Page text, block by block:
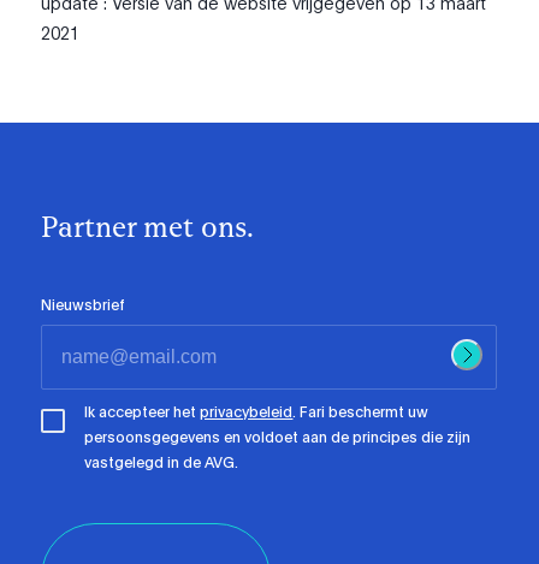
2021
Partner met ons.
Nieuwsbrief
Ik accepteer hetprivacybeleid. Fari beschermt uw
persoonsgegevens en voldoet aan de principes die zijn
vastgelegd in de AVG.